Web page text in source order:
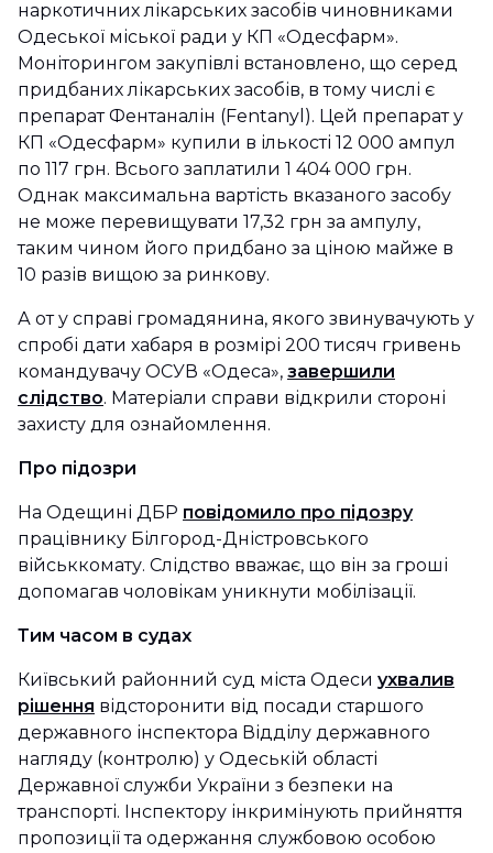
наркотичних лікарських засобів чиновниками
Одеської міської ради у КП «Одесфарм».
Моніторингом закупівлі встановлено, що серед
придбаних лікарських засобів, в тому числі є
препарат Фентаналін (Fentanyl). Цей препарат у
КП «Одесфарм» купили в ількості 12 000 ампул
по 117 грн. Всього заплатили 1 404 000 грн.
Однак максимальна вартість вказаного засобу
не може перевищувати 17,32 грн за ампулу,
таким чином його придбано за ціною майже в
10 разів вищою за ринкову.
А от у справі громадянина, якого звинувачують у
спробі дати хабаря в розмірі 200 тисяч гривень
командувачу ОСУВ «Одеса», завершили
слідство. Матеріали справи відкрили стороні
захисту для ознайомлення.
Про підозри
На Одещині ДБР повідомило про підозру
працівнику Білгород-Дністровського
військкомату. Слідство вважає, що він за гроші
допомагав чоловікам уникнути мобілізації.
Тим часом в судах
Київський районний суд міста Одеси ухвалив
рішення відсторонити від посади старшого
державного інспектора Відділу державного
нагляду (контролю) у Одеській області
Державної служби України з безпеки на
транспорті. Інспектору інкримінують прийняття
пропозиції та одержання службовою особою